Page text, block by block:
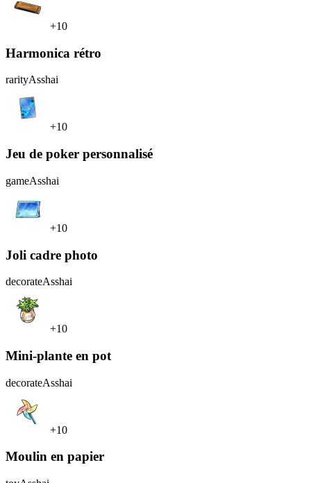
+10
Harmonica rétro
rarityAsshai
+10
Jeu de poker personnalisé
gameAsshai
+10
Joli cadre photo
decorateAsshai
+10
Mini-plante en pot
decorateAsshai
+10
Moulin en papier